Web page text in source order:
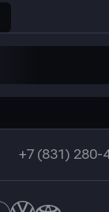
+7 (831) 280-